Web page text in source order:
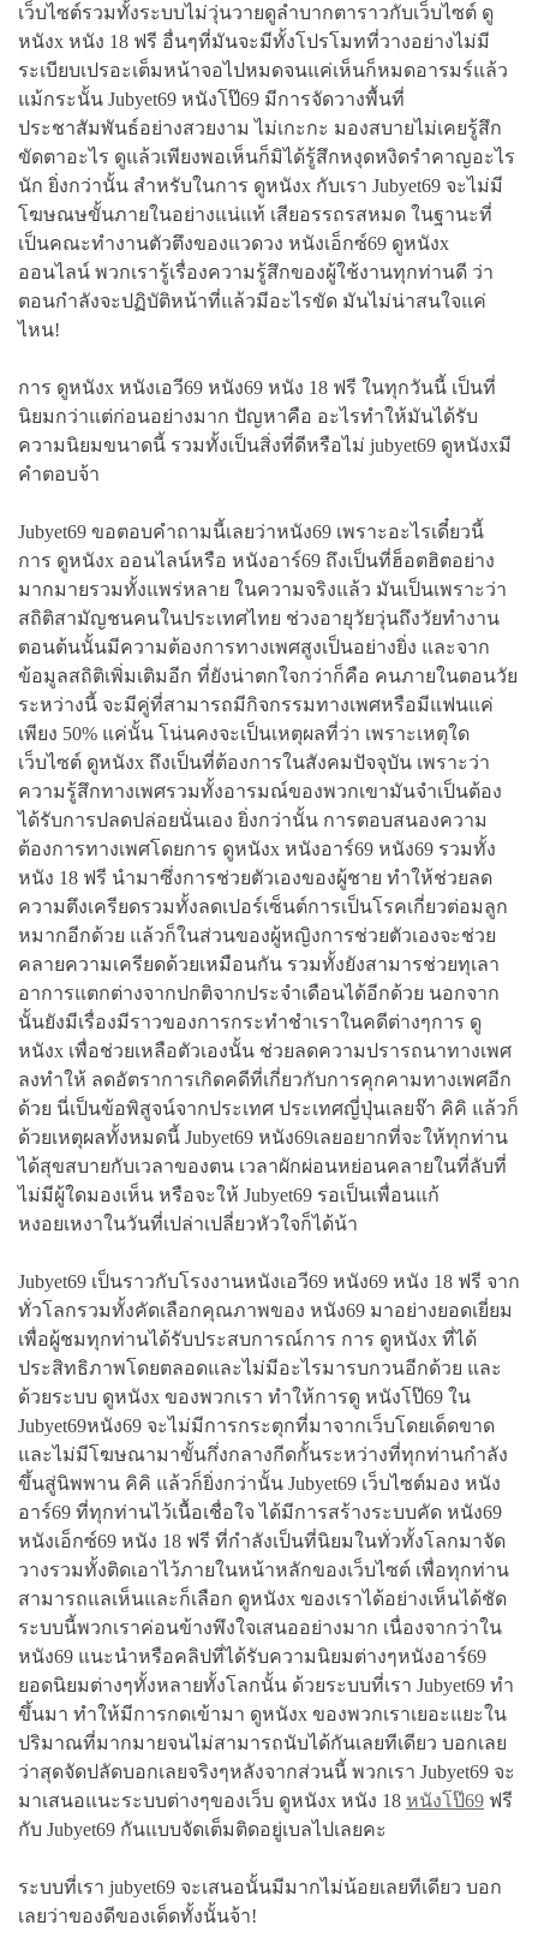
เว็บไซต์รวมทั้งระบบไม่วุ่นวายดูลำบากตาราวกับเว็บไซต์ ดู
หนังx หนัง 18 ฟรี อื่นๆที่มันจะมีทั้งโปรโมทที่วางอย่างไม่มี
ระเบียบเปรอะเต็มหน้าจอไปหมดจนแค่เห็นก็หมดอารมร์แล้ว
แม้กระนั้น Jubyet69 หนังโป๊69 มีการจัดวางพื้นที่
ประชาสัมพันธ์อย่างสวยงาม ไม่เกะกะ มองสบายไม่เคยรู้สึก
ขัดตาอะไร ดูแล้วเพียงพอเห็นก็มิได้รู้สึกหงุดหงิดรำคาญอะไร
นัก ยิ่งกว่านั้น สำหรับในการ ดูหนังx กับเรา Jubyet69 จะไม่มี
โฆษณษขั้นภายในอย่างแน่แท้ เสียอรรถรสหมด ในฐานะที่
เป็นคณะทำงานตัวตึงของแวดวง หนังเอ็กซ์69 ดูหนังx
ออนไลน์ พวกเรารู้เรื่องความรู้สึกของผู้ใช้งานทุกท่านดี ว่า
ตอนกำลังจะปฏิบัติหน้าที่แล้วมีอะไรขัด มันไม่น่าสนใจแค่
ไหน!
การ ดูหนังx หนังเอวี69 หนัง69 หนัง 18 ฟรี ในทุกวันนี้ เป็นที่
นิยมกว่าแต่ก่อนอย่างมาก ปัญหาคือ อะไรทำให้มันได้รับ
ความนิยมขนาดนี้ รวมทั้งเป็นสิ่งที่ดีหรือไม่ jubyet69 ดูหนังxมี
คำตอบจ้า
Jubyet69 ขอตอบคำถามนี้เลยว่าหนัง69 เพราะอะไรเดี๋ยวนี้
การ ดูหนังx ออนไลน์หรือ หนังอาร์69 ถึงเป็นที่ฮ็อตฮิตอย่าง
มากมายรวมทั้งแพร่หลาย ในความจริงแล้ว มันเป็นเพราะว่า
สถิติสามัญชนคนในประเทศไทย ช่วงอายุวัยวุ่นถึงวัยทำงาน
ตอนต้นนั้นมีความต้องการทางเพศสูงเป็นอย่างยิ่ง และจาก
ข้อมูลสถิติเพิ่มเติมอีก ที่ยังน่าตกใจกว่าก็คือ คนภายในตอนวัย
ระหว่างนี้ จะมีคู่ที่สามารถมีกิจกรรมทางเพศหรือมีแฟนแค่
เพียง 50% แค่นั้น โน่นคงจะเป็นเหตุผลที่ว่า เพราะเหตุใด
เว็บไซต์ ดูหนังx ถึงเป็นที่ต้องการในสังคมปัจจุบัน เพราะว่า
ความรู้สึกทางเพศรวมทั้งอารมณ์ของพวกเขามันจำเป็นต้อง
ได้รับการปลดปล่อยนั่นเอง ยิ่งกว่านั้น การตอบสนองความ
ต้องการทางเพศโดยการ ดูหนังx หนังอาร์69 หนัง69 รวมทั้ง
หนัง 18 ฟรี นำมาซึ่งการช่วยตัวเองของผู้ชาย ทำให้ช่วยลด
ความตึงเครียดรวมทั้งลดเปอร์เซ็นต์การเป็นโรคเกี่ยวต่อมลูก
หมากอีกด้วย แล้วก็ในส่วนของผู้หญิงการช่วยตัวเองจะช่วย
คลายความเครียดด้วยเหมือนกัน รวมทั้งยังสามารช่วยทุเลา
อาการแตกต่างจากปกติจากประจำเดือนได้อีกด้วย นอกจาก
นั้นยังมีเรื่องมีราวของการกระทำชำเราในคดีต่างๆการ ดู
หนังx เพื่อช่วยเหลือตัวเองนั้น ช่วยลดความปรารถนาทางเพศ
ลงทำให้ ลดอัตราการเกิดคดีที่เกี่ยวกับการคุกคามทางเพศอีก
ด้วย นี่เป็นข้อพิสูจน์จากประเทศ ประเทศญี่ปุ่นเลยจ๊า คิคิ แล้วก็
ด้วยเหตุผลทั้งหมดนี้ Jubyet69 หนัง69เลยอยากที่จะให้ทุกท่าน
ได้สุขสบายกับเวลาของตน เวลาผักผ่อนหย่อนคลายในที่ลับที่
ไม่มีผู้ใดมองเห็น หรือจะให้ Jubyet69 รอเป็นเพื่อนแก้
หงอยเหงาในวันที่เปล่าเปลี่ยวหัวใจก็ได้น้า
Jubyet69 เป็นราวกับโรงงานหนังเอวี69 หนัง69 หนัง 18 ฟรี จาก
ทั่วโลกรวมทั้งคัดเลือกคุณภาพของ หนัง69 มาอย่างยอดเยี่ยม
เพื่อผู้ชมทุกท่านได้รับประสบการณ์การ การ ดูหนังx ที่ได้
ประสิทธิภาพโดยตลอดและไม่มีอะไรมารบกวนอีกด้วย และ
ด้วยระบบ ดูหนังx ของพวกเรา ทำให้การดู หนังโป๊69 ใน
Jubyet69หนัง69 จะไม่มีการกระตุกที่มาจากเว็บโดยเด็ดขาด
และไม่มีโฆษณามาขั้นกึ่งกลางกีดกั้นระหว่างที่ทุกท่านกำลัง
ขึ้นสู่นิพพาน คิคิ แล้วก็ยิ่งกว่านั้น Jubyet69 เว็บไซต์มอง หนัง
อาร์69 ที่ทุกท่านไว้เนื้อเชื่อใจ ได้มีการสร้างระบบคัด หนัง69
หนังเอ็กซ์69 หนัง 18 ฟรี ที่กำลังเป็นที่นิยมในทั่วทั้งโลกมาจัด
วางรวมทั้งติดเอาไว้ภายในหน้าหลักของเว็บไซต์ เพื่อทุกท่าน
สามารถแลเห็นและก็เลือก ดูหนังx ของเราได้อย่างเห็นได้ชัด
ระบบนี้พวกเราค่อนข้างพึงใจเสนออย่างมาก เนื่องจากว่าใน
หนัง69 แนะนำหรือคลิปที่ได้รับความนิยมต่างๆหนังอาร์69
ยอดนิยมต่างๆทั้งหลายทั้งโลกนั้น ด้วยระบบที่เรา Jubyet69 ทำ
ขึ้นมา ทำให้มีการกดเข้ามา ดูหนังx ของพวกเราเยอะแยะใน
ปริมาณที่มากมายจนไม่สามารถนับได้กันเลยทีเดียว บอกเลย
ว่าสุดจัดปลัดบอกเลยจริงๆหลังจากส่วนนี้ พวกเรา Jubyet69 จะ
มาเสนอแนะระบบต่างๆของเว็บ ดูหนังx หนัง 18 หนังโป๊69 ฟรี
กับ Jubyet69 กันแบบจัดเต็มติดอยู่เบลไปเลยคะ
ระบบที่เรา jubyet69 จะเสนอนั้นมีมากไม่น้อยเลยทีเดียว บอก
เลยว่าของดีของเด็ดทั้งนั้นจ้า!